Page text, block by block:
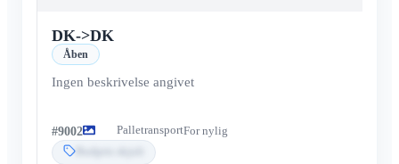
DK->DK
Åben
Ingen beskrivelse angivet
#9002 PalletransportFor nylig